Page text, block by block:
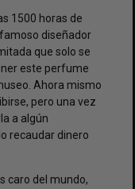
1500 horas de
diseñador
que solo se
este perfume
Ahora mismo
pero una vez
a algún
recaudar dinero
caro del mundo,